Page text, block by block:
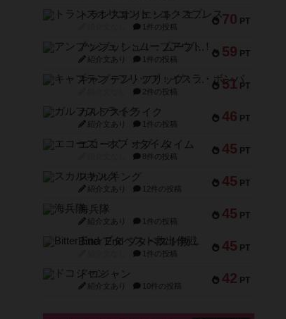
70 PT
トランスオリエント・エクスプレス
1件の投稿
59 PT
アンブッシュ！：ムーブアウト！
紹介文あり 1件の投稿
51 PT
キャプテン・フリップ：イスラ・ボンバ
2件の投稿
46 PT
ガルフストライク
紹介文あり 1件の投稿
45 PT
エコーズ・オブ・タイム
8件の投稿
45 PT
スカルキング
紹介文あり 12件の投稿
45 PT
海兵隊
紹介文あり 1件の投稿
45 PT
Bitter End ブタペスト救出作戦
1件の投稿
42 PT
ドコジャン
紹介文あり 10件の投稿